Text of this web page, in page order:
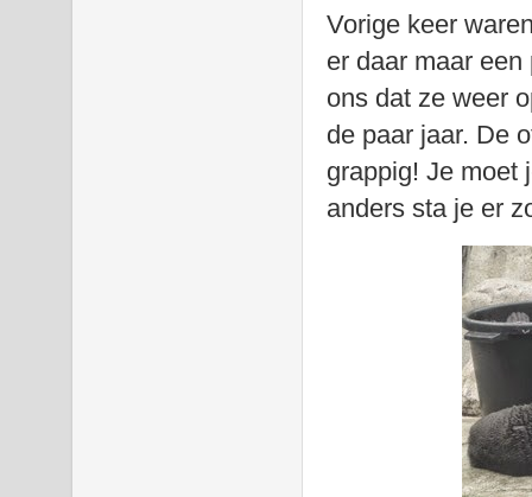
Vorige keer
er daar maar
ons dat ze weer
de paar jaar. De
grappig! Je moet
anders sta je er